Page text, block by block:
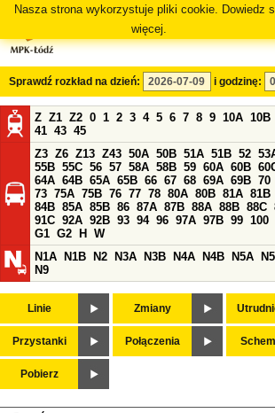
Nasza strona wykorzystuje pliki cookie. Dowiedz
więcej.
Sprawdź rozkład na dzień: i godzinę:
Z Z1 Z2 0 1 2 3 4 5 6 7 8 9 10A 10B
41 43 45
Z3 Z6 Z13 Z43 50A 50B 51A 51B 52
55B 55C 56 57 58A 58B 59 60A 60B
64A 64B 65A 65B 66 67 68 69A 69B 70
73 75A 75B 76 77 78 80A 80B 81A 81B
84B 85A 85B 86 87A 87B 88A 88B 88C
91C 92A 92B 93 94 96 97A 97B 99 100
G1 G2 H
W
N1A
N1B N2 N3A N3B N4A N4B N5A
N9
Linie Zmiany
Przystanki Połączenia
Pobierz